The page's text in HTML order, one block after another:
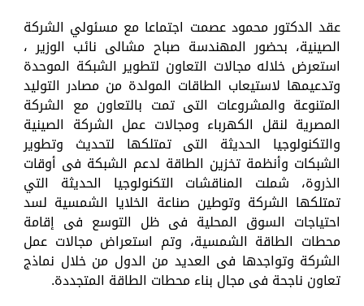
عقد الدكتور محمود عصمت اجتماعا مع مسئولي الشركة
الصينية، بحضور المهندسة صباح مشالى نائب الوزير ،
استعرض خلاله مجالات التعاون لتطوير الشبكة الموحدة
وتدعيمها لاستيعاب الطاقات المولدة من مصادر التوليد
المتنوعة والمشروعات التى تمت بالتعاون مع الشركة
المصرية لنقل الكهرباء ومجالات عمل الشركة الصينية
والتكنولوجيا الحديثة التى تمتلكها لتحديث وتطوير
الشبكات وأنظمة تخزين الطاقة لدعم الشبكة فى أوقات
الذروة، شملت المناقشات التكنولوجيا الحديثة التي
تمتلكها الشركة وتوطين صناعة الخلايا الشمسية لسد
احتياجات السوق المحلية فى ظل التوسع فى إقامة
محطات الطاقة الشمسية، وتم استعراض مجالات عمل
الشركة وتواجدها فى العديد من الدول من خلال نماذج
تعاون ناجحة فى مجال بناء محطات الطاقة المتجددة.